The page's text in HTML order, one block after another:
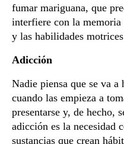
fumar mariguana, que
interfiere con la
y las habilidades
Adicción
Nadie piensa que se va a
cuando las empieza a
presentarse y, de hecho,
adicción es la necesidad
sustancias que crean